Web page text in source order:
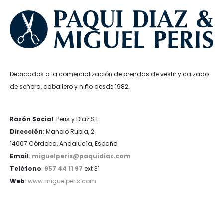
Dedicados a la comercialización de prendas de vestir y calzado
de señora, caballero y niño desde 1982.
Razón Social: Peris y Diaz S.L.
Dirección: Manolo Rubia, 2
14007 Córdoba, Andalucía, España
Email: miguelperis@paquidiaz.com
Teléfono: 957 44 11 97 ext 31
Web: www.miguelperis.com